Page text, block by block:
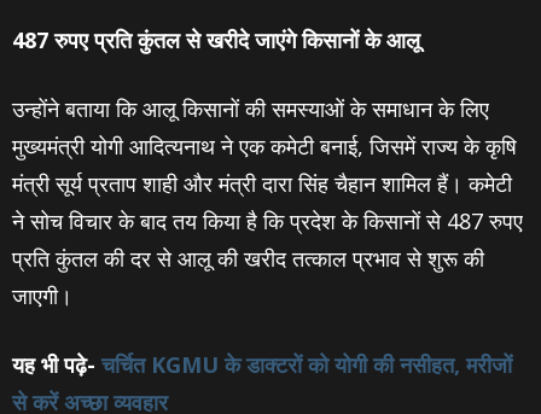
487 रुपए प्रति कुंतल से खरीदे जाएंगे किसानों के आलू
उन्होंने बताया कि आलू किसानों की समस्याओं के समाधान के लिए
मुख्यमंत्री योगी आदित्यनाथ ने एक कमेटी बनाई, जिसमें राज्य के कृषि
मंत्री सूर्य प्रताप शाही और मंत्री दारा सिंह चैहान शामिल हैं। कमेटी
ने सोच विचार के बाद तय किया है कि प्रदेश के किसानों से 487 रुपए
प्रति कुंतल की दर से आलू की खरीद तत्काल प्रभाव से शुरू की
जाएगी।
यह भी पढ़े- चर्चित KGMU के डाक्टरों को योगी की न‍सीहत, मरीजों
से करें अच्छा व्यवहार